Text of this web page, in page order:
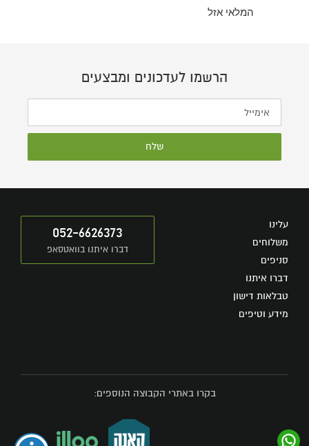
המלאי אזל
הרשמו לעדכונים ומבצעים
שלח
עלינו
משלוחים
סניפים
דברו איתנו
טבלאות דישון
מידע וטיפים
052-6626373
דברו איתנו בוואטסאפ
בקרו באתרי הקבוצה הנוספים: